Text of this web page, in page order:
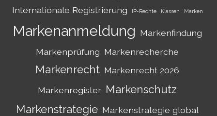
Internationale Registrierung IP-Rechte Klassen Marken
Markenanmeldung Markenfindung
Markenprüfung Markenrecherche
Markenrecht Markenrecht 2026
Markenregister Markenschutz
Markenstrategie Markenstrategie global